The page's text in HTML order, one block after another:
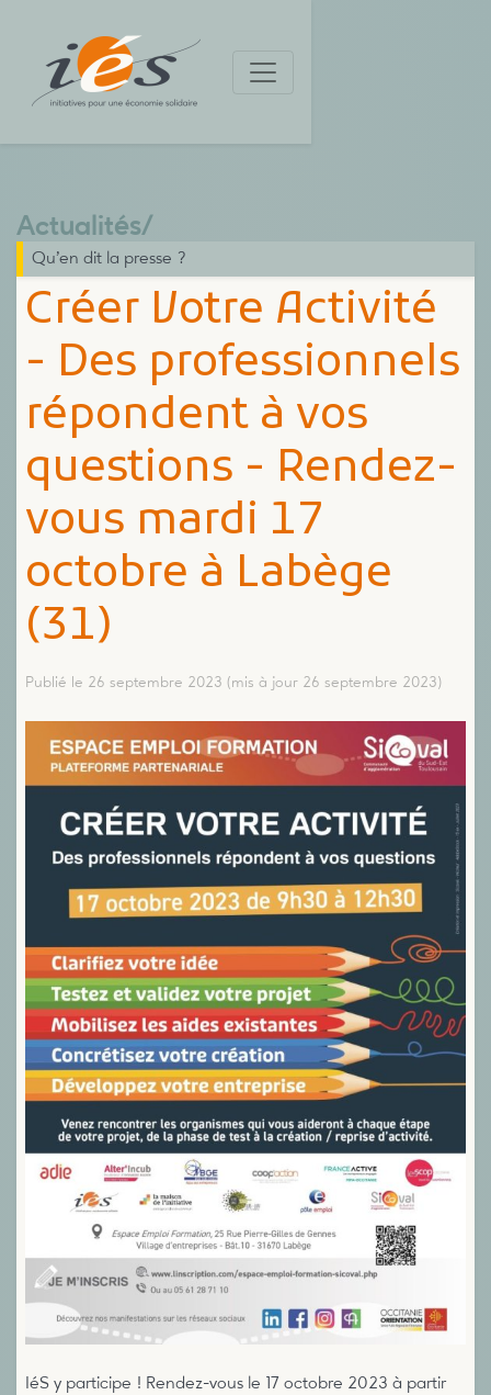
Créer Votre Activité
- Des professionnels
répondent à vos
questions - Rendez-
vous mardi 17
octobre à Labège
(31)
Publié le 26 septembre 2023 (mis à jour 26 septembre 2023)
IéS y participe ! Rendez-vous le 17 octobre 2023 à partir
Actualités/
Qu’en dit la presse ?